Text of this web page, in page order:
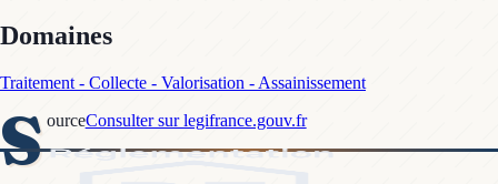
Domaines
Traitement - Collecte - Valorisation - Assainissement
S ourceConsulter sur legifrance.gouv.fr